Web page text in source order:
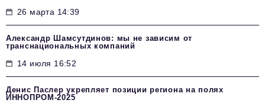
26 марта 14:39
Александр Шамсутдинов: мы не зависим от
транснациональных компаний
14 июля 16:52
Денис Паслер укрепляет позиции региона на полях
ИННОПРОМ-2025